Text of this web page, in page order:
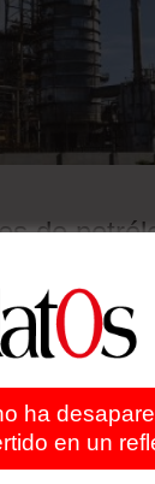
de
de cinco
ha
en un